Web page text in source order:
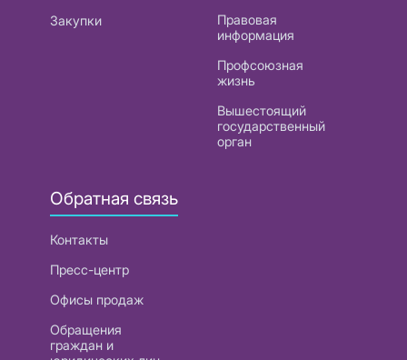
Закупки
Правовая
информация
Профсоюзная
жизнь
Вышестоящий
государственный
орган
Обратная связь
Контакты
Пресс-центр
Офисы продаж
Обращения
граждан и